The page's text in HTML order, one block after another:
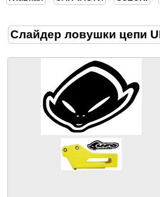
Слайдер ловушки цепи